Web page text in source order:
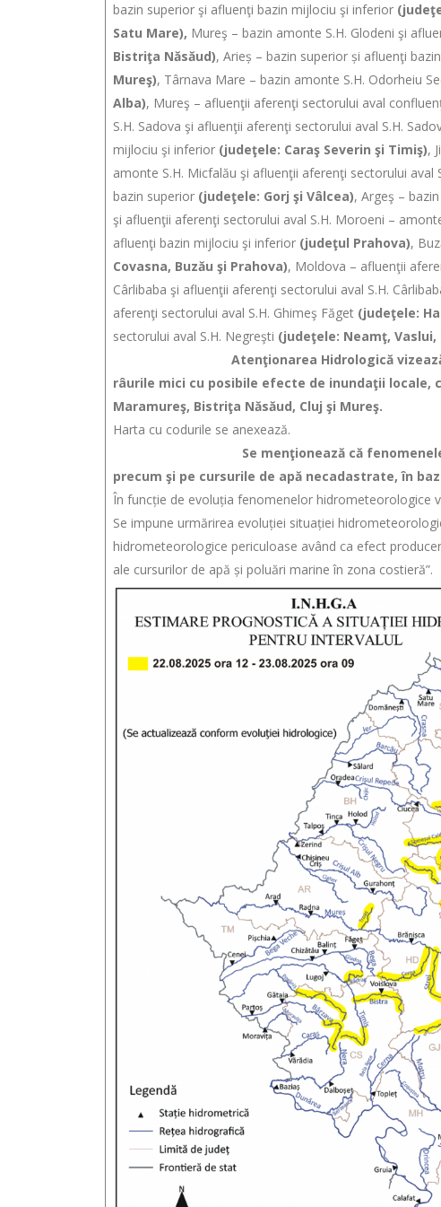
bazin superior şi afluenţi bazin mijlociu şi inferior
Satu Mare), Mureş – bazin amonte S.H. Glodeni şi
Bistriţa Năsăud), Arieș – bazin superior și afluenţi
Mureş), Târnava Mare – bazin amonte S.H. Odorheiu
Alba), Mureş – afluenţii aferenţi sectorului aval
S.H. Sadova şi afluenţii aferenţi sectorului aval S.H.
mijlociu şi inferior (judeţele: Caraş Severin şi Timiş),
amonte S.H. Micfalău şi afluenţii aferenţi sectorului aval
bazin superior (judeţele: Gorj şi Vâlcea), Argeş –
şi afluenţii aferenţi sectorului aval S.H. Moroeni –
afluenţi bazin mijlociu şi inferior (judeţul Prahova),
Covasna, Buzău şi Prahova), Moldova – afluenţii
Cârlibaba şi afluenţii aferenţi sectorului aval S.H.
aferenţi sectorului aval S.H. Ghimeş Făget (judeţele:
sectorului aval S.H. Negreşti (judeţele: Neamţ, Vaslui,
Atenţionarea Hidrologică vizează în
râurile mici cu posibile efecte de inundaţii
Maramureş, Bistriţa Năsăud, Cluj şi Mureş.
Harta cu codurile se anexează.
Se menţionează că fenomenele
precum şi pe cursurile de apă necadastrate, în
În funcție de evoluția fenomenelor hidrometeorologice
Se impune urmărirea evoluției situației
hidrometeorologice periculoase având ca efect
ale cursurilor de apă și poluări marine în zona costieră”.